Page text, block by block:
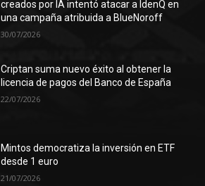
creados por IA intentó atacar a IdenQ en
una campaña atribuida a BlueNoroff
30/07/2026
Criptan suma nuevo éxito al obtener la
licencia de pagos del Banco de España
22/07/2026
Mintos democratiza la inversión en ETF
desde 1 euro
21/07/2026